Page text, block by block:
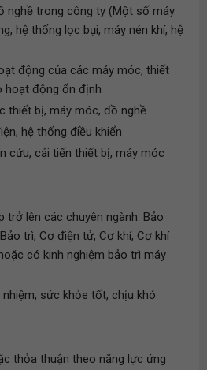
nghề trong công ty (Một số máy
hệ thống lọc bụi, máy nén khí, hệ
động của các máy móc, thiết
hoạt động ổn định
thiết bị, máy móc, đồ nghề
hệ thống điều khiển
cứu, cải tiến thiết bị, máy móc
trở lên các chuyên ngành: Bảo
trì, Cơ điện tử, Cơ khí, Cơ khí
có kinh nghiệm bảo trì máy
sức khỏe tốt, chịu khó
thỏa thuận theo năng lực ứng